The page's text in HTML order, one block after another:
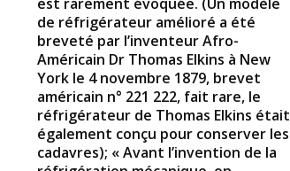
de réfrigérateur amélioré a été
breveté par l’inventeur Afro-
Américain Dr Thomas Elkins à New
York le 4 novembre 1879, brevet
américain n° 221 222, fait rare, le
réfrigérateur de Thomas Elkins était
également conçu pour conserver les
cadavres); « Avant l’invention de la